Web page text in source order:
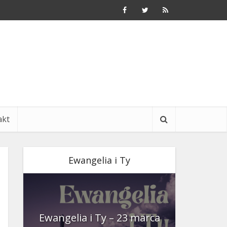
Ewangelia i Ty
Ewangelia i Ty – 23 marca